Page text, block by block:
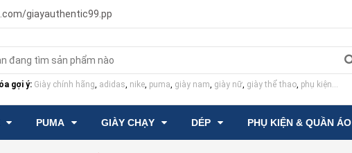
giayauthentic99.pp
gợi ý: Giày chính hãng, adidas, nike, puma, giày nam, giày nữ, giày thể thao, phụ kiện...
PUMA GIÀY CHẠY DÉP PHỤ KIỆN & QUẦN ÁO